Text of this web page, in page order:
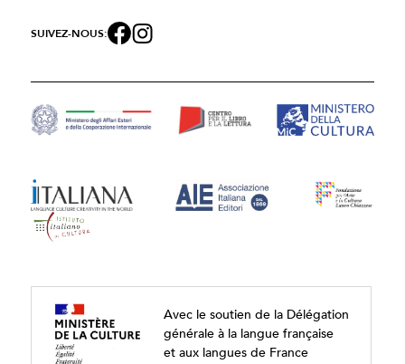
SUIVEZ-NOUS:
Avec le soutien de la Délégation
générale à la langue française
et aux langues de France